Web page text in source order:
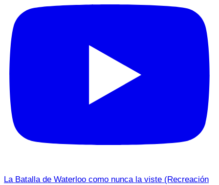
La Batalla de Waterloo como nunca la viste (Recreación